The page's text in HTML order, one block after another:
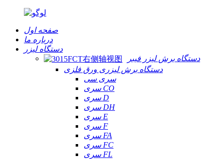
صفحه اول
درباره ما
دستگاه لیزر
دستگاه برش لیزر فیبر
دستگاه برش لیزری ورق فلزی
سری سی
سری CO
سری D
سری DH
سری E
سری F
سری FA
سری FC
سری FL